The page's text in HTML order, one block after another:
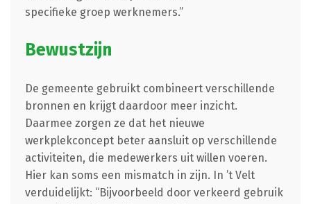
specifieke groep werknemers.”
Bewustzijn
De gemeente gebruikt combineert verschillende
bronnen en krijgt daardoor meer inzicht.
Daarmee zorgen ze dat het nieuwe
werkplekconcept beter aansluit op verschillende
activiteiten, die medewerkers uit willen voeren.
Hier kan soms een mismatch in zijn. In ’t Velt
verduidelijkt: “Bijvoorbeeld door verkeerd gebruik